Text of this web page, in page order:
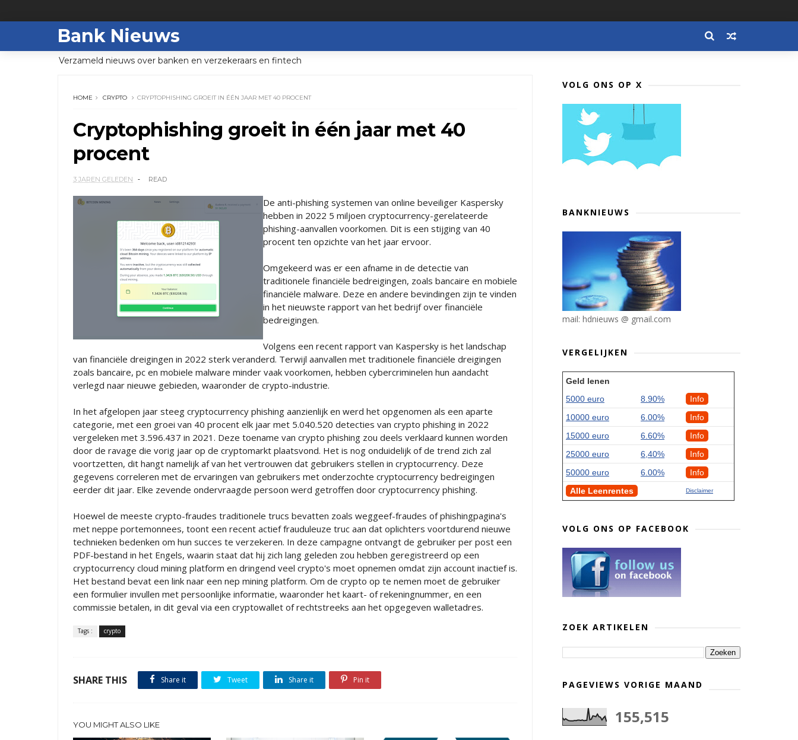
Bank Nieuws
Verzameld nieuws over banken en verzekeraars en fintech
HOME CRYPTO CRYPTOPHISHING GROEIT IN ÉÉN JAAR MET 40 PROCENT
Cryptophishing groeit in één jaar met 40
procent
3 JAREN GELEDEN READ
De anti-phishing systemen van online beveiliger Kaspersky
hebben in 2022 5 miljoen cryptocurrency-gerelateerde
phishing-aanvallen voorkomen. Dit is een stijging van 40
procent ten opzichte van het jaar ervoor.
Omgekeerd was er een afname in de detectie van
traditionele financiële bedreigingen, zoals bancaire en mobiele
financiële malware. Deze en andere bevindingen zijn te vinden
in het nieuwste rapport van het bedrijf over financiële
bedreigingen.
Volgens een recent rapport van Kaspersky is het landschap
van financiële dreigingen in 2022 sterk veranderd. Terwijl aanvallen met traditionele financiële dreigingen
zoals bancaire, pc en mobiele malware minder vaak voorkomen, hebben cybercriminelen hun aandacht
verlegd naar nieuwe gebieden, waaronder de crypto-industrie.
In het afgelopen jaar steeg cryptocurrency phishing aanzienlijk en werd het opgenomen als een aparte
categorie, met een groei van 40 procent elk jaar met 5.040.520 detecties van crypto phishing in 2022
vergeleken met 3.596.437 in 2021. Deze toename van crypto phishing zou deels verklaard kunnen worden
door de ravage die vorig jaar op de cryptomarkt plaatsvond. Het is nog onduidelijk of de trend zich zal
voortzetten, dit hangt namelijk af van het vertrouwen dat gebruikers stellen in cryptocurrency. Deze
gegevens correleren met de ervaringen van gebruikers met onderzochte cryptocurrency bedreigingen
eerder dit jaar. Elke zevende ondervraagde persoon werd getroffen door cryptocurrency phishing.
Hoewel de meeste crypto-fraudes traditionele trucs bevatten zoals weggeef-fraudes of phishingpagina's
met neppe portemonnees, toont een recent actief frauduleuze truc aan dat oplichters voortdurend nieuwe
technieken bedenken om hun succes te verzekeren. In deze campagne ontvangt de gebruiker per post een
PDF-bestand in het Engels, waarin staat dat hij zich lang geleden zou hebben geregistreerd op een
cryptocurrency cloud mining platform en dringend veel crypto's moet opnemen omdat zijn account inactief is.
Het bestand bevat een link naar een nep mining platform. Om de crypto op te nemen moet de gebruiker
een formulier invullen met persoonlijke informatie, waaronder het kaart- of rekeningnummer, en een
commissie betalen, in dit geval via een cryptowallet of rechtstreeks aan het opgegeven walletadres.
Tags : crypto
SHARE THIS Share it Tweet Share it Pin it
YOU MIGHT ALSO LIKE
VOLG ONS OP X
BANKNIEUWS
mail: hdnieuws @ gmail.com
VERGELIJKEN
Geld lenen
5000 euro
8.90%
Info
10000 euro
6.00%
Info
15000 euro
6.60%
Info
25000 euro
6,40%
Info
50000 euro
6.00%
Info
Alle Leenrentes
Disclaimer
VOLG ONS OP FACEBOOK
ZOEK ARTIKELEN
PAGEVIEWS VORIGE MAAND
155,515